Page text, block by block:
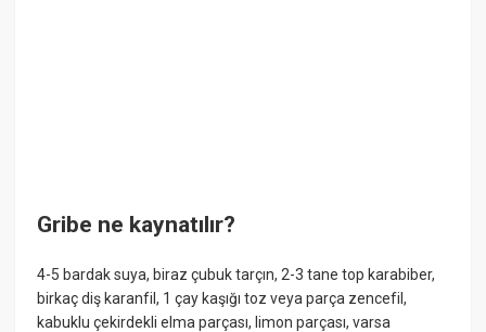
Gribe ne kaynatılır?
4-5 bardak suya, biraz çubuk tarçın, 2-3 tane top karabiber,
birkaç diş karanfil, 1 çay kaşığı toz veya parça zencefil,
kabuklu çekirdekli elma parçası, limon parçası, varsa